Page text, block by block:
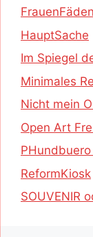
FrauenFäden
HauptSache
Im Spiegel
Minimales
Nicht mein
Open Art
ReformKiosk
SOUVENIR